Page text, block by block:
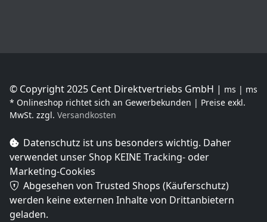
© Copyright 2025 Cent Direktvertriebs GmbH | ms | ms
* Onlineshop richtet sich an Gewerbekunden | Preise exkl.
MwSt. zzgl. Versandkosten
Datenschutz ist uns besonders wichtig. Daher
verwendet unser Shop KEINE Tracking- oder
Marketing-Cookies
Abgesehen von Trusted Shops (Käuferschutz)
werden keine externen Inhalte von Drittanbietern
geladen.